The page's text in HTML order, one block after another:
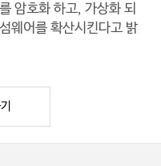
암호화 하고, 가상화 되
웨어를 확산시킨다고 밝